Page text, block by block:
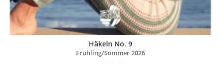
Häkeln No. 9
Frühling/Sommer 2026